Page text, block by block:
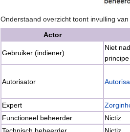
Onderstaand overzicht toont invulling
Actor
Gebruiker (indiener)
Niet
principe
Autorisator
Expert
Functioneel beheerder
Nictiz